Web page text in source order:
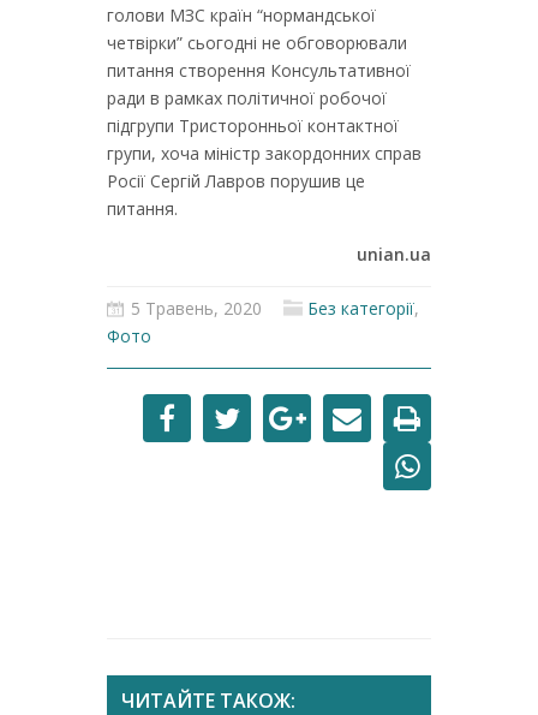
голови МЗС країн “нормандської
четвірки” сьогодні не обговорювали
питання створення Консультативної
ради в рамках політичної робочої
підгрупи Тристоронньої контактної
групи, хоча міністр закордонних справ
Росії Сергій Лавров порушив це
питання.
unian.ua
5 Травень, 2020 Без категорії,
Фото
ЧИТАЙТЕ ТАКОЖ: